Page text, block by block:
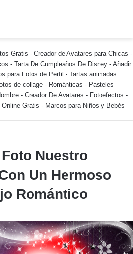
Gratis - Creador de Avatares para Chicas -
- Tarta De Cumpleaños De Disney - Añadir
para Fotos de Perfil - Tartas animadas
de collage - Románticas - Pasteles
- Creador De Avatares - Fotoefectos -
Online Gratis - Marcos para Niños y Bebés
Nuestro
Un Hermoso
Romántico